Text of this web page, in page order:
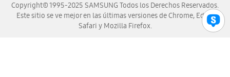
Copyright© 1995-2025 SAMSUNG Todos los Derechos Reservados.
Este sitio se ve mejor en las últimas versiones de Chrome, Edge,
Safari y Mozilla Firefox.